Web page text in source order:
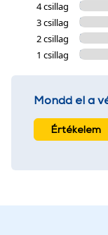
4 csillag
3 csillag
2 csillag
1 csillag
Mondd el a
Értékelem